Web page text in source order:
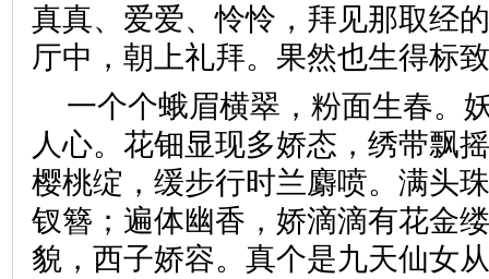
真真、爱爱、怜怜，拜见那取经
厅中，朝上礼拜。果然也生得
一个个蛾眉横翠，粉面生春。
人心。花钿显现多娇态，绣带飘
樱桃绽，缓步行时兰麝喷。满头
钗簪；遍体幽香，娇滴滴有花金
貌，西子娇容。真个是九天仙女